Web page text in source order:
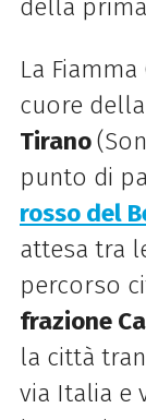
della
La
cuore
Tirano
punto di
rosso del
attesa tra
percorso
frazione
la città
via Italia e